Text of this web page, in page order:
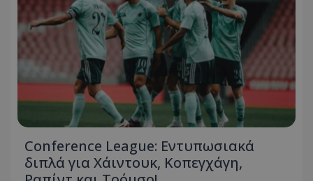
Conference League: Εντυπωσιακά
διπλά για Χάιντουκ, Κοπεγχάγη,